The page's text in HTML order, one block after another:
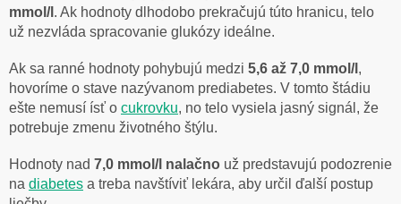
mmol/l . Ak hodnoty dlhodobo prekračujú túto hranicu, telo
už nezvláda spracovanie glukózy ideálne.
Ak sa ranné hodnoty pohybujú medzi 5,6 až 7,0 mmol/l ,
hovoríme o stave nazývanom prediabetes. V tomto štádiu
ešte nemusí ísť o cukrovku, no telo vysiela jasný signál, že
potrebuje zmenu životného štýlu.
Hodnoty nad 7,0 mmol/l nalačno už predstavujú podozrenie
na diabetes a treba navštíviť lekára, aby určil ďalší postup